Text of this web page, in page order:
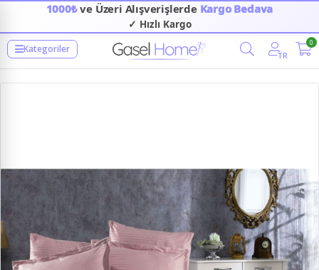
1000₺ve Üzeri Alışverişlerde Kargo Bedava
✓ Hızlı Kargo
Kategoriler
TR
0